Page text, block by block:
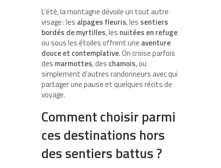
L’été, la montagne dévoile un tout autre
visage : les alpages fleuris, les sentiers
bordés de myrtilles, les nuitées en refuge
ou sous les étoiles offrent une aventure
douce et contemplative. On croise parfois
des marmottes, des chamois, ou
simplement d’autres randonneurs avec qui
partager une pause et quelques récits de
voyage.
Comment choisir parmi
ces destinations hors
des sentiers battus ?